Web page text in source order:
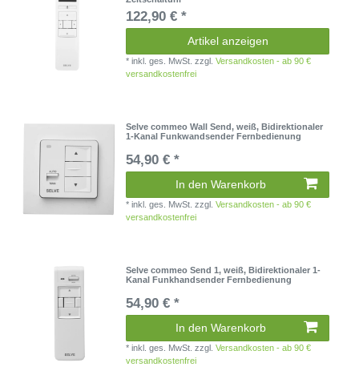
122,90 € *
Artikel anzeigen
*inkl. ges. MwSt. zzgl.Versandkosten - ab 90 €
versandkostenfrei
Selve commeo Wall Send, weiß, Bidirektionaler
1-Kanal Funkwandsender Fernbedienung
54,90 € *
In den Warenkorb
*inkl. ges. MwSt. zzgl.Versandkosten - ab 90 €
versandkostenfrei
Selve commeo Send 1, weiß, Bidirektionaler 1-
Kanal Funkhandsender Fernbedienung
54,90 € *
In den Warenkorb
*inkl. ges. MwSt. zzgl.Versandkosten - ab 90 €
versandkostenfrei